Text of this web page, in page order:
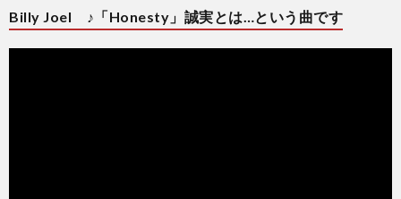
Billy Joel ♪「Honesty」誠実とは…という曲です
動